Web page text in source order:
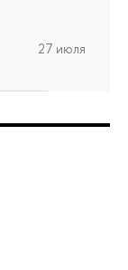
27 июля